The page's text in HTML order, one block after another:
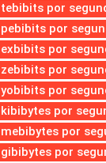
tebibits por
pebibits por
exbibits por
zebibits por
yobibits por
kibibytes por
mebibytes por
gibibytes por